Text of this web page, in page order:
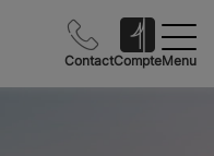
ContactCompteMenu